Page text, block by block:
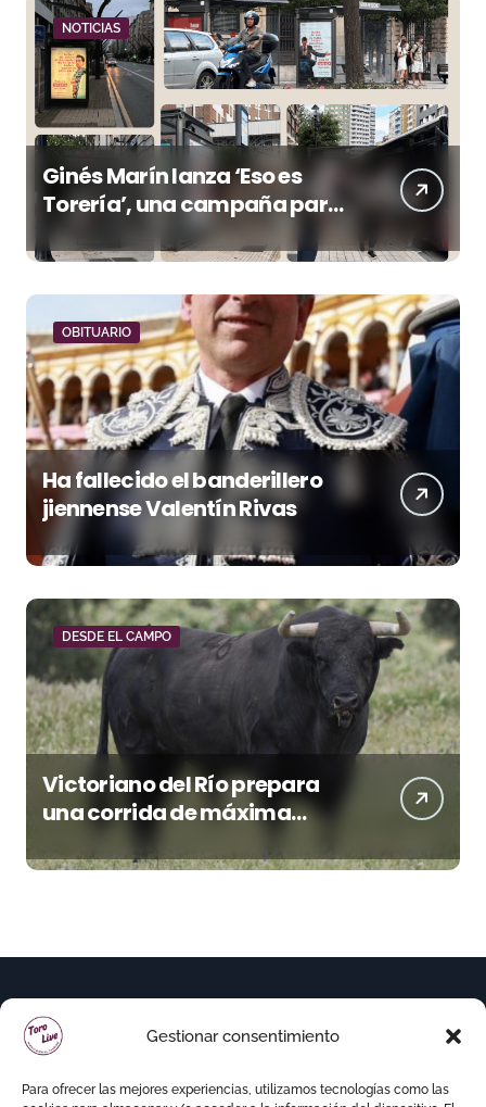
Gestionar consentimiento
Para ofrecer las mejores experiencias, utilizamos tecnologías como las
NOTICIAS
Ginés Marín lanza ‘Eso es
Torería’, una campaña para
reivindicar los valores del
toreo más allá del ruedo
OBITUARIO
Ha fallecido el banderillero
jiennense Valentín Rivas
DESDE EL CAMPO
Victoriano del Río prepara
una corrida de máxima
seriedad para Ciudad Real
(En Vídeo)